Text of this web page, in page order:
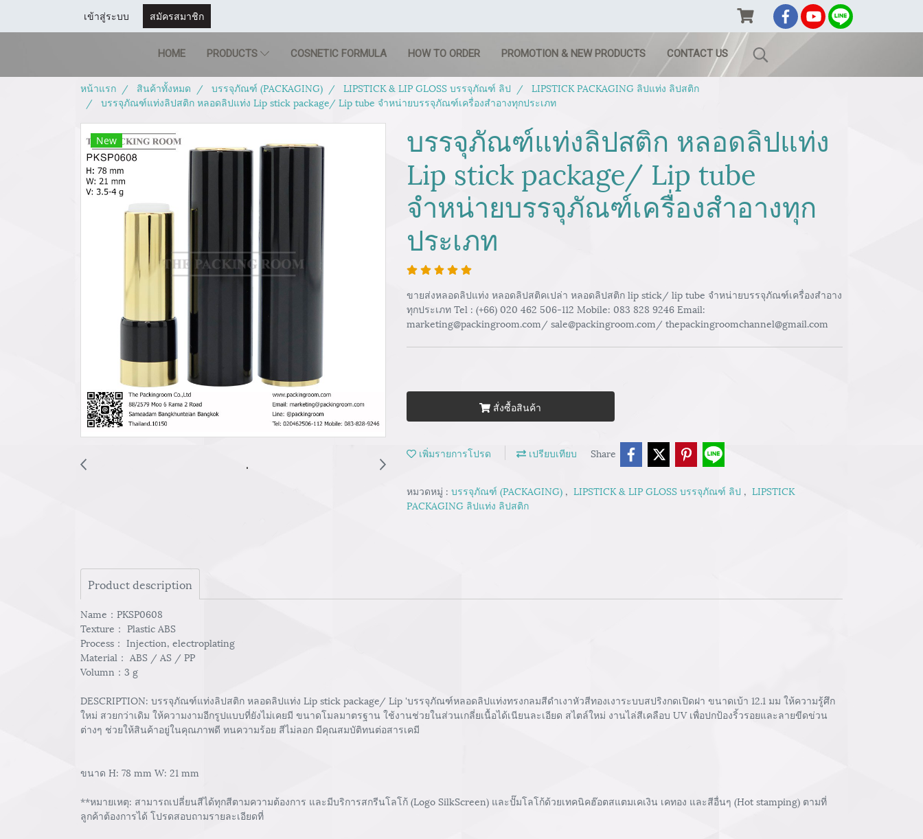
เข้าสู่ระบบ สมัครสมาชิก
HOME PRODUCTS COSNETIC FORMULA HOW TO ORDER PROMOTION & NEW PRODUCTS CONTACT US
หน้าแรก สินค้าทั้งหมด บรรจุภัณฑ์ (PACKAGING) LIPSTICK & LIP GLOSS บรรจุภัณฑ์ ลิป
LIPSTICK PACKAGING ลิปแท่ง ลิปสติก
บรรจุภัณฑ์แท่งลิปสติก หลอดลิปแท่ง Lip stick package/ Lip tube จำหน่ายบรรจุภัณฑ์เครื่องสำอางทุกประเภท
New
บรรจุภัณฑ์แท่งลิปสติก หลอดลิปแท่ง
Lip stick package/ Lip tube
จำหน่ายบรรจุภัณฑ์เครื่องสำอางทุก
ประเภท
ขายส่งหลอดลิปแท่ง หลอดลิปสติคเปล่า หลอดลิปสติก lip stick/ lip tube จำหน่ายบรรจุภัณฑ์เครื่องสำอาง
ทุกประเภท Tel : (+66) 020 462 506-112 Mobile: 083 828 9246 Email:
marketing@packingroom.com/ sale@packingroom.com/ thepackingroomchannel@gmail.com
สั่งซื้อสินค้า
เพิ่มรายการโปรด เปรียบเทียบ Share
หมวดหมู่ : บรรจุภัณฑ์ (PACKAGING) , LIPSTICK & LIP GLOSS บรรจุภัณฑ์ ลิป , LIPSTICK
PACKAGING ลิปแท่ง ลิปสติก
Product description
Name：PKSP0608
Texture： Plastic ABS
Process： Injection, electroplating
Material： ABS / AS / PP
Volumn：3 g
DESCRIPTION: บรรจุภัณฑ์แท่งลิปสติก หลอดลิปแท่ง Lip stick package/ Lip 'บรรจุภัณฑ์หลอดลิปแท่งทรงกลมสีดำเงาหัวสีทองเงาระบบสปริงกดเปิดฝา ขนาดเบ้า 12.1 มม ให้ความรู้ศึก
ใหม่ สวยกว่าเดิม ให้ความงามอีกรูปแบบที่ยังไม่เคยมี ขนาดโมลมาตรฐาน ใช้งานช่วยในส่วนเกลี่ยเนื้อได้เนียนละเอียด สไตล์ใหม่ งานไล่สีเคลือบ UV เพื่อปกป้องริ้วรอยและลายขีดข่วน
ต่างๆ ช่วยให้สินค้าอยู่ในคุณภาพดี ทนความร้อย สีไม่ลอก มีคุณสมบัติทนต่อสารเคมี
ขนาด H: 78 mm W: 21 mm
**หมายเหตุ: สามารถเปลี่ยนสีได้ทุกสีตามความต้องการ และมีบริการสกรีนโลโก้ (Logo SilkScreen) และปั๊มโลโก้ด้วยเทคนิคฮ๊อตสแตมเคเงิน เคทอง และสีอื่นๆ (Hot stamping) ตามที่
ลูกค้าต้องการได้ โปรดสอบถามรายละเอียดที่